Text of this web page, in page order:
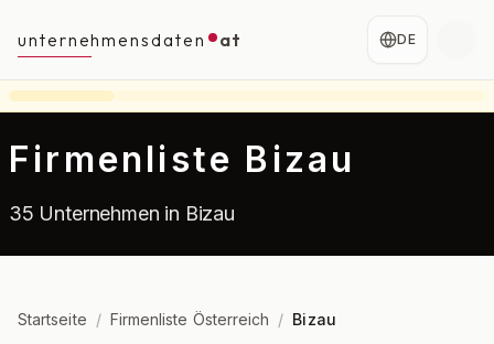
unternehmensdaten at DE
Firmenliste Bizau
35 Unternehmen in Bizau
Startseite / Firmenliste Österreich / Bizau